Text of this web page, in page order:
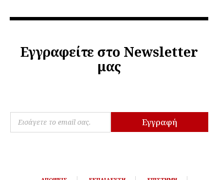
Εγγραφείτε στο Newsletter
μας
E
a
Εγγραφή